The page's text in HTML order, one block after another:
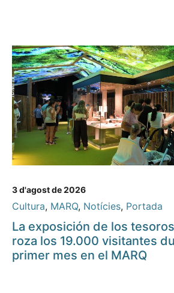
3 d'agost de 2026
Cultura, MARQ, Notícies, Portada
La exposición de los
roza los 19.000 visitantes
primer mes en el MARQ